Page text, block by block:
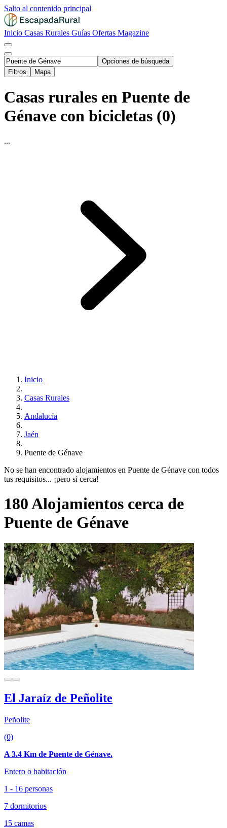
Salto al contenido principal
Inicio Casas Rurales Guías Ofertas Magazine
Opciones de búsqueda
Filtros
Mapa
Casas rurales en Puente de
Génave con bicicletas (0)
...
Inicio
Casas Rurales
Andalucía
Jaén
Puente de Génave
No se han encontrado alojamientos en Puente de Génave con todos
tus requisitos... ¡pero sí cerca!
180 Alojamientos cerca de
Puente de Génave
El Jaraíz de Peñolite
Peñolite
(0)
A 3.4 Km de Puente de Génave.
Entero o habitación
1 - 16 personas
7 dormitorios
15 camas